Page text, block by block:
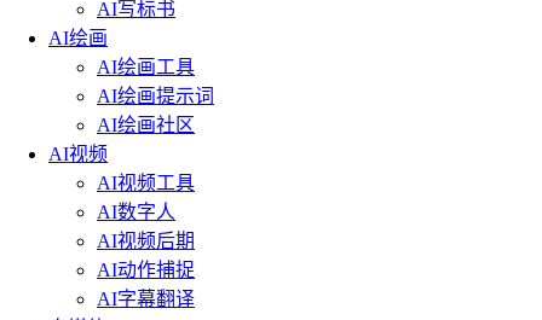
AI写标书
AI绘画
AI绘画工具
AI绘画提示词
AI绘画社区
AI视频
AI视频工具
AI数字人
AI视频后期
AI动作捕捉
AI字幕翻译